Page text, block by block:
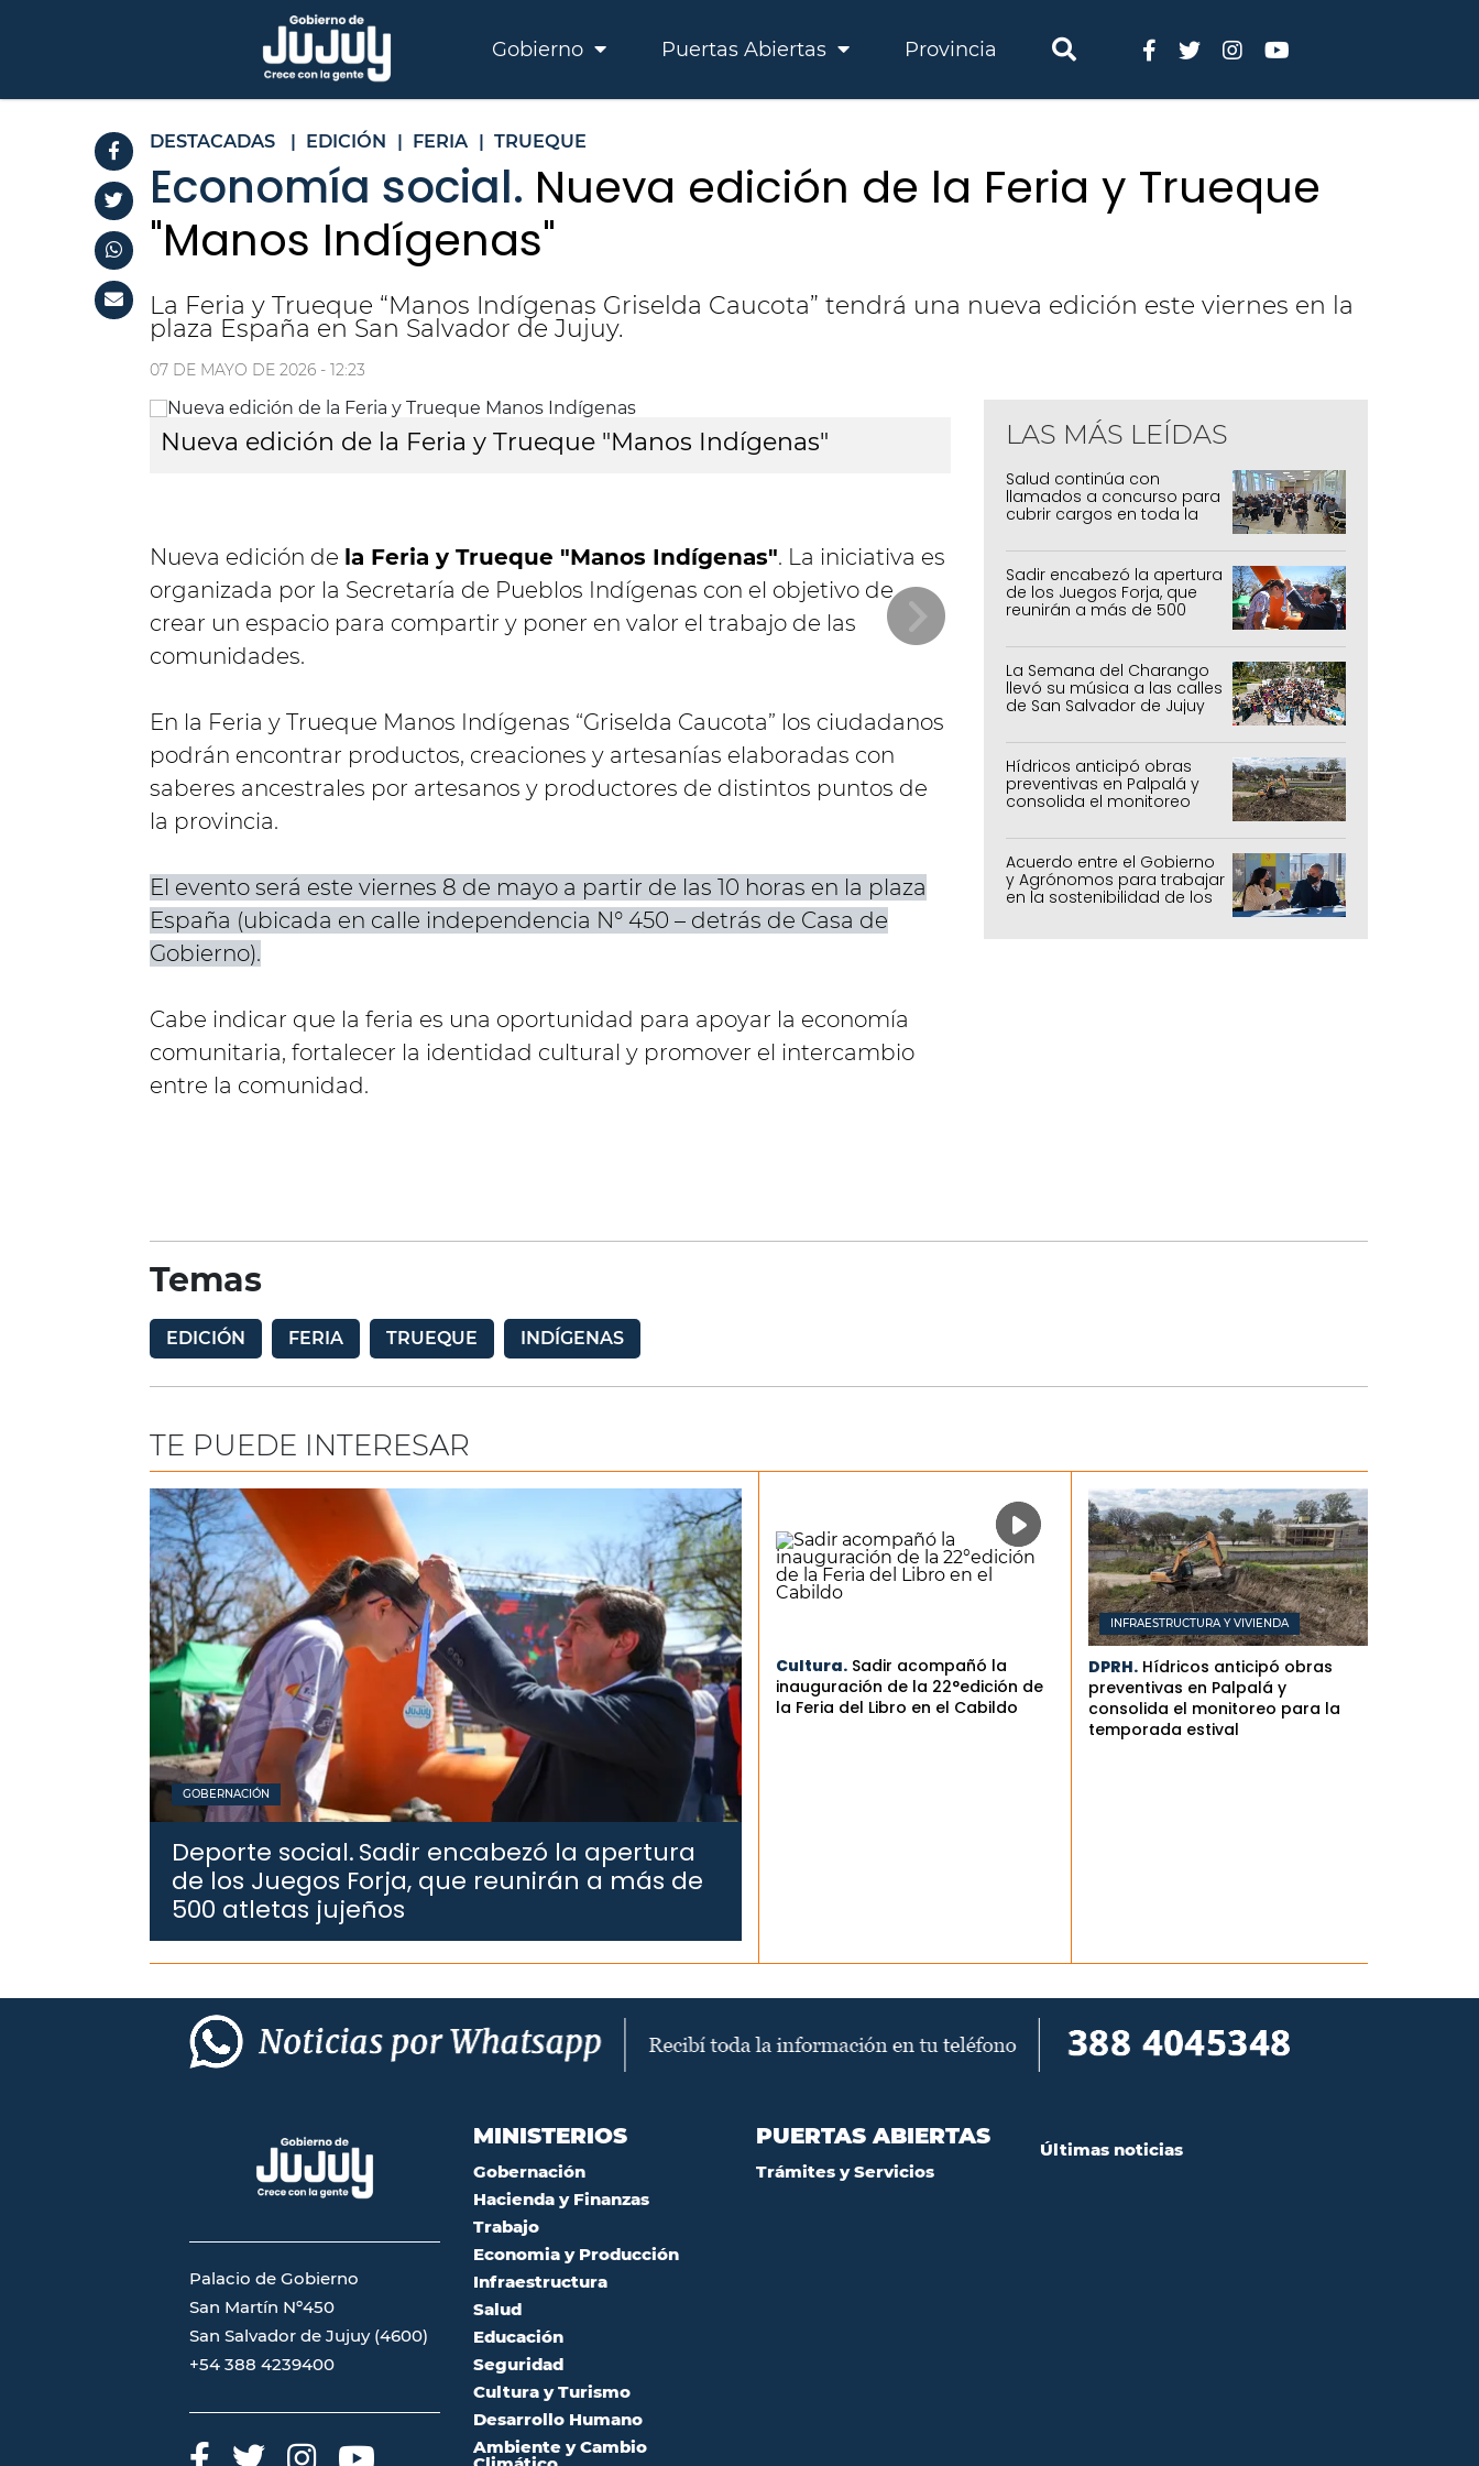
Gobierno Puertas Abiertas Provincia
DESTACADAS | EDICIÓN | FERIA | TRUEQUE
Economía social. Nueva edición de la Feria y Trueque
"Manos Indígenas"
La Feria y Trueque “Manos Indígenas Griselda Caucota” tendrá una nueva edición este viernes en la
plaza España en San Salvador de Jujuy.
07 DE MAYO DE 2026 - 12:23
Nueva edición de la Feria y Trueque "Manos Indígenas" Nueva edición de la Feria y Trueque
Nueva edición de la Feria y Trueque "Manos Indígenas". La iniciativa es
organizada por la Secretaría de Pueblos Indígenas con el objetivo de
crear un espacio para compartir y poner en valor el trabajo de las
comunidades.
En la Feria y Trueque Manos Indígenas “Griselda Caucota” los ciudadanos
podrán encontrar productos, creaciones y artesanías elaboradas con
saberes ancestrales por artesanos y productores de distintos puntos de
la provincia.
El evento será este viernes 8 de mayo a partir de las 10 horas en la plaza
España (ubicada en calle independencia N° 450 – detrás de Casa de
Gobierno).
Cabe indicar que la feria es una oportunidad para apoyar la economía
comunitaria, fortalecer la identidad cultural y promover el intercambio
entre la comunidad.
LAS MÁS LEÍDAS
Salud continúa con
llamados a concurso para
cubrir cargos en toda la
Sadir encabezó la apertura
de los Juegos Forja, que
reunirán a más de 500
La Semana del Charango
llevó su música a las calles
de San Salvador de Jujuy
Hídricos anticipó obras
preventivas en Palpalá y
consolida el monitoreo
Acuerdo entre el Gobierno
y Agrónomos para trabajar
en la sostenibilidad de los
Temas
EDICIÓN FERIA TRUEQUE INDÍGENAS
TE PUEDE INTERESAR
GOBERNACIÓN
Deporte social.Sadir encabezó la apertura
de los Juegos Forja, que reunirán a más de
500 atletas jujeños
Cultura. Sadir acompañó la
inauguración de la 22°edición de
la Feria del Libro en el Cabildo
INFRAESTRUCTURA Y VIVIENDA
DPRH. Hídricos anticipó obras
preventivas en Palpalá y
consolida el monitoreo para la
temporada estival
Palacio de Gobierno
San Martín Nº450
San Salvador de Jujuy (4600)
+54 388 4239400
MINISTERIOS
Gobernación
Hacienda y Finanzas
Trabajo
Economia y Producción
Infraestructura
Salud
Educación
Seguridad
Cultura y Turismo
Desarrollo Humano
Ambiente y Cambio
PUERTAS ABIERTAS
Trámites y Servicios
Últimas noticias